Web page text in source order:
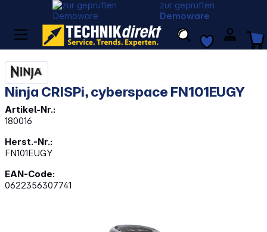
zur geprüften
Demoware
Ninja CRISPi, cyberspace FN101EUGY
Artikel-Nr.:
180016
Herst.-Nr.:
FN101EUGY
EAN-Code:
0622356307741
Bildergalerie überspringen